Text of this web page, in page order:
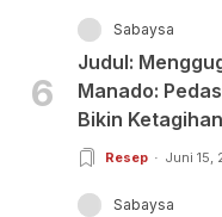
6
Sabaysa
Judul:
Manado:
Bikin
Resep Juni 15,
Sabaysa